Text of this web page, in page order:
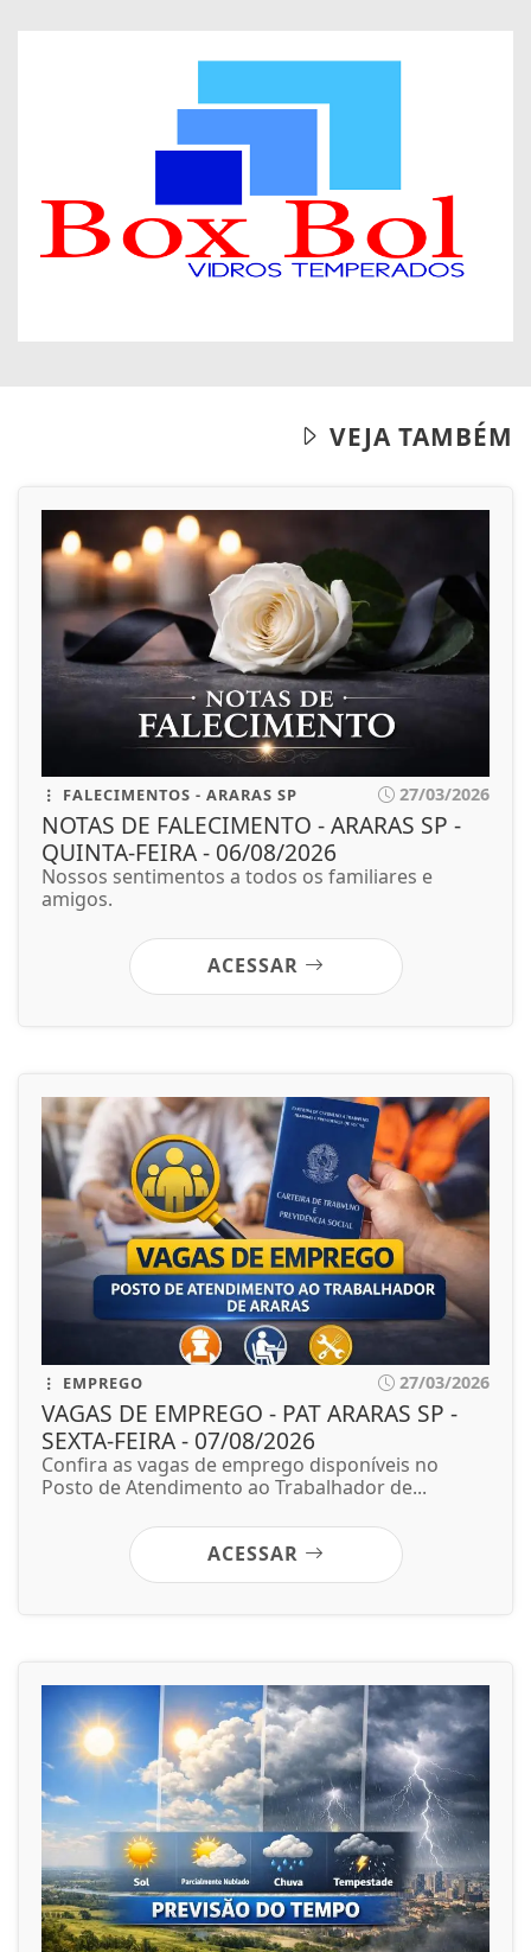
VEJA TAMBÉM
FALECIMENTOS - ARARAS SP 27/03/2026
NOTAS DE FALECIMENTO - ARARAS SP -
QUINTA-FEIRA - 06/08/2026
Nossos sentimentos a todos os familiares e
amigos.
ACESSAR
EMPREGO 27/03/2026
VAGAS DE EMPREGO - PAT ARARAS SP -
SEXTA-FEIRA - 07/08/2026
Confira as vagas de emprego disponíveis no
Posto de Atendimento ao Trabalhador de...
ACESSAR